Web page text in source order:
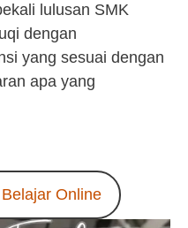
lulusan SMK
dengan
yang sesuai dengan
apa yang
Belajar Online